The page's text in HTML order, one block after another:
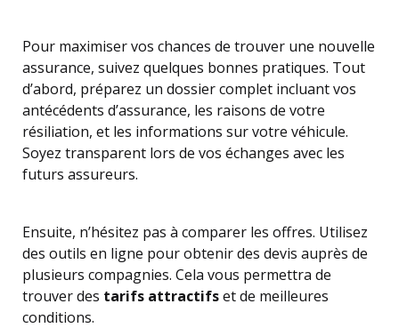
Pour maximiser vos chances de trouver une nouvelle
assurance, suivez quelques bonnes pratiques. Tout
d’abord, préparez un dossier complet incluant vos
antécédents d’assurance, les raisons de votre
résiliation, et les informations sur votre véhicule.
Soyez transparent lors de vos échanges avec les
futurs assureurs.
Ensuite, n’hésitez pas à comparer les offres. Utilisez
des outils en ligne pour obtenir des devis auprès de
plusieurs compagnies. Cela vous permettra de
trouver des tarifs attractifset de meilleures
conditions.